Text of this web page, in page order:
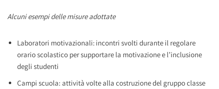
Alcuni esempi delle misure adottate
Laboratori motivazionali: incontri svolti durante il regolare
orario scolastico per supportare la motivazione e l’inclusione
degli studenti
Campi scuola: attività volte alla costruzione del gruppo classe